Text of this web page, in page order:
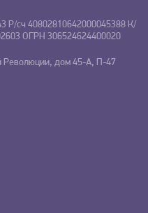
Р/сч 40802810642000045388 К/
ОГРН 306524624400020
Революции, дом 45-А, П-47